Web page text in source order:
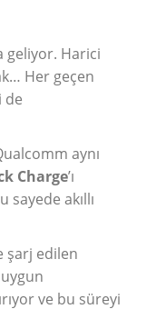
geliyor. Harici
Her geçen
de
aynı
Charge’ı
akıllı
şarj edilen
ve bu süreyi